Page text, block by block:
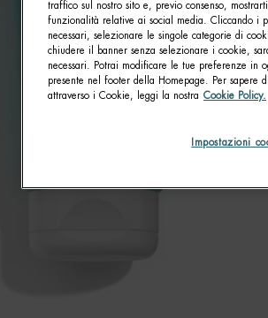
traffico sul nostro sito e, previo consenso,
funzionalità relative ai social media. Cliccando i
necessari, selezionare le singole categorie di
chiudere il banner senza selezionare i cookie,
necessari. Potrai modificare le tue preferenze in
presente nel footer della Homepage. Per sapere
attraverso i Cookie, leggi la nostra Cookie Policy.
Impostazioni